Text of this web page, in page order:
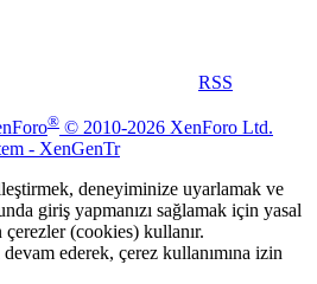
RSS
® © 2010-2026 XenForo Ltd.
- XenGenTr
deneyiminize uyarlamak ve
giriş yapmanızı sağlamak için yasal
(cookies) kullanır.
ederek, çerez kullanımına izin